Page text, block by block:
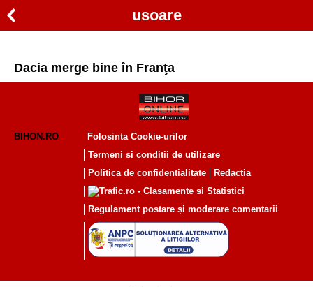
usoare
Dacia merge bine în Franţa
BIHON.RO
Folosinta Cookie-urilor
Termeni si conditii de utilizare
Politica de confidentialitate
Redactia
Regulament postare și moderare comentarii